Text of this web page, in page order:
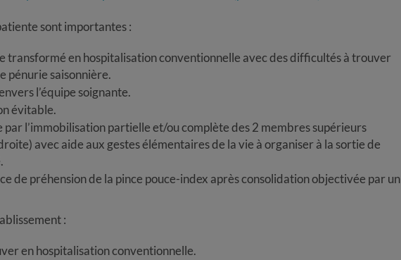
sont importantes :
transformé en hospitalisation conventionnelle avec des difficultés à trouver
pénurie saisonnière.
l’équipe soignante.
évitable.
par l’immobilisation partielle et/ou complète des 2 membres supérieurs
avec aide aux gestes élémentaires de la vie à organiser à la sortie de
de préhension de la pince pouce-index après consolidation objectivée par un
:
en hospitalisation conventionnelle.